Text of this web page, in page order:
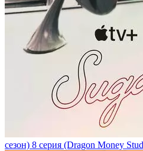
сезон) 8 серия (Dragon Money